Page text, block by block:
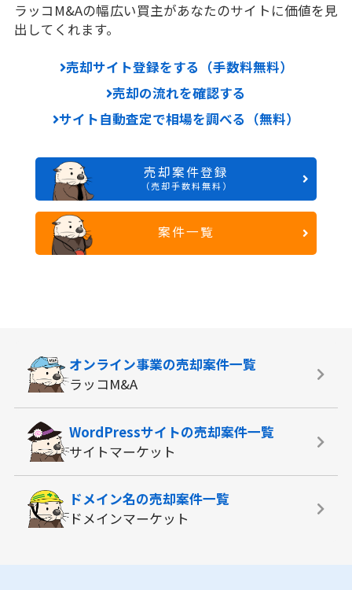
ラッコM&Aの幅広い買主があなたのサイトに価値を見
出してくれます。
売却サイト登録をする（手数料無料）
売却の流れを確認する
サイト自動査定で相場を調べる（無料）
売却案件登録
（売却手数料無料）
案件一覧
オンライン事業の売却案件一覧
ラッコM&A
WordPressサイトの売却案件一覧
サイトマーケット
ドメイン名の売却案件一覧
ドメインマーケット